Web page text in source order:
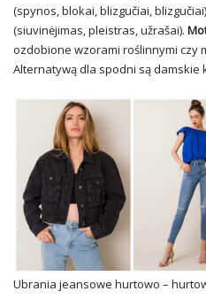
(spynos, blokai, blizgučiai,
(siuvinėjimas, pleistras, užrašai).
ozdobione wzorami roślinnymi czy
Alternatywą dla spodni są damskie
Ubrania jeansowe hurtowo –